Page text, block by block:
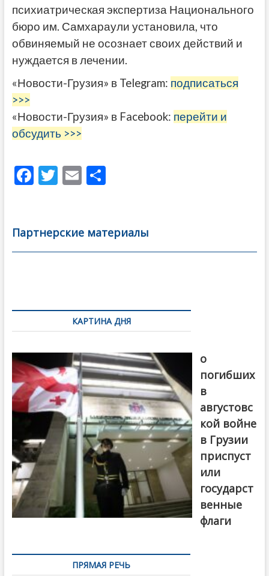
психиатрическая экспертиза Национального
бюро им. Самхараули установила, что
обвиняемый не осознает своих действий и
нуждается в лечении.
«Новости-Грузия» в Telegram: подписаться
>>>
«Новости-Грузия» в Facebook: перейти и
обсудить >>>
F
b
o
T
er
E
l
О
а
в
Партнерские материалы
по
записямКАРТИНА ДНЯ
о
погибших
в
августовс
кой войне
в Грузии
приспуст
или
государст
венные
флаги
ПРЯМАЯ РЕЧЬ